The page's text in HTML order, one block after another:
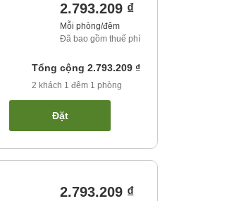
2.793.209 ₫
Mỗi phòng/đêm
Đã bao gồm thuế phí
Tổng cộng 2.793.209 ₫
2 khách 1 đêm 1 phòng
Đặt
2.793.209 ₫